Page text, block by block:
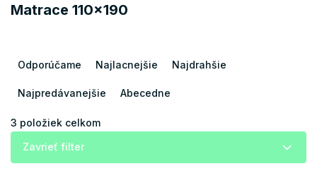
Matrace 110x190
i
Odporúčame Najlacnejšie Najdrahšie
Najpredávanejšie Abecedne
3 položiek celkom
Zavrieť filter